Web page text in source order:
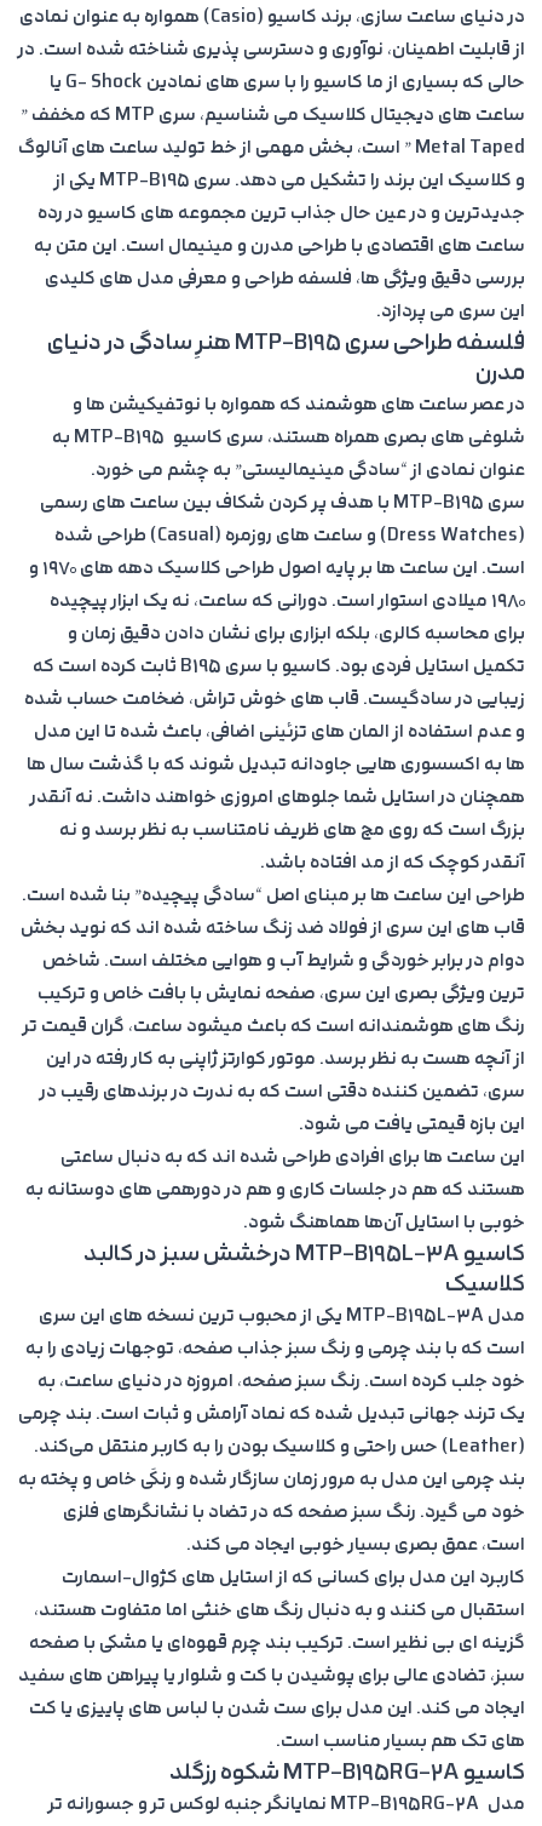
در دنیای ساعت سازی، برند کاسیو (Casio) همواره به عنوان نمادی
از قابلیت اطمینان، نوآوری و دسترسی پذیری شناخته شده است. در
حالی که بسیاری از ما کاسیو را با سری های نمادین G- Shock یا
ساعت های دیجیتال کلاسیک می شناسیم، سری MTP که مخفف ”
Metal Taped ” است، بخش مهمی از خط تولید ساعت های آنالوگ
و کلاسیک این برند را تشکیل می دهد. سری MTP-B195 یکی از
جدیدترین و در عین حال جذاب ترین مجموعه های کاسیو در رده
ساعت های اقتصادی با طراحی مدرن و مینیمال است. این متن به
بررسی دقیق ویژگی ها، فلسفه طراحی و معرفی مدل های کلیدی
این سری می پردازد.
فلسفه طراحی سری MTP-B195 هنرِ سادگی در دنیای
مدرن
در عصر ساعت های هوشمند که همواره با نوتفیکیشن ها و
شلوغی های بصری همراه هستند، سری کاسیو MTP-B195 به
عنوان نمادی از “سادگی مینیمالیستی” به چشم می خورد.
سری MTP-B195 با هدف پر کردن شکاف بین ساعت های رسمی
(Dress Watches) و ساعت های روزمره (Casual) طراحی شده
است. این ساعت ها بر پایه اصول طراحی کلاسیک دهه های ۱۹۷۰ و
۱۹۸۰ میلادی استوار است. دورانی که ساعت، نه یک ابزار پیچیده
برای محاسبه کالری، بلکه ابزاری برای نشان دادن دقیق زمان و
تکمیل استایل فردی بود. کاسیو با سری B195 ثابت کرده است که
زیبایی در سادگیست. قاب های خوش تراش، ضخامت حساب شده
و عدم استفاده از المان های تزئینی اضافی، باعث شده تا این مدل
ها به اکسسوری هایی جاودانه تبدیل شوند که با گذشت سال ها
همچنان در استایل شما جلوهای امروزی خواهند داشت. نه آنقدر
بزرگ است که روی مچ های ظریف نامتناسب به نظر برسد و نه
آنقدر کوچک که از مد افتاده باشد.
طراحی این ساعت ها بر مبنای اصل “سادگی پیچیده” بنا شده است.
قاب های این سری از فولاد ضد زنگ ساخته شده اند که نوید بخش
دوام در برابر خوردگی و شرایط آب و هوایی مختلف است. شاخص
ترین ویژگی بصری این سری، صفحه نمایش با بافت خاص و ترکیب
رنگ های هوشمندانه است که باعث میشود ساعت، گران قیمت تر
از آنچه هست به نظر برسد. موتور کوارتز ژاپنی به کار رفته در این
سری، تضمین کننده دقتی است که به ندرت در برندهای رقیب در
این بازه قیمتی یافت می شود.
این ساعت ها برای افرادی طراحی شده اند که به دنبال ساعتی
هستند که هم در جلسات کاری و هم در دورهمی های دوستانه به
خوبی با استایل آن‌ها هماهنگ شود.
کاسیو MTP-B195L-3A درخشش سبز در کالبد
کلاسیک
مدلMTP-B195L-3Aیکی از محبوب ترین نسخه های این سری
است که با بند چرمی و رنگ سبز جذاب صفحه، توجهات زیادی را به
خود جلب کرده است. رنگ سبز صفحه، امروزه در دنياى ساعت، به
يک ترند جهانى تبديل شده كه نماد آرامش و ثبات است. بند چرمی
(Leather) حس راحتی و کلاسیک بودن را به کاربر منتقل می‌کند.
بند چرمى اين مدل به مرور زمان سازگار شده و رنكَى خاص و پخته به
خود مى گيرد. رنگ سبز صفحه که در تضاد با نشانگرهای فلزی
است، عمق بصری بسیار خوبی ایجاد می کند.
کاربرد این مدل برای کسانی که از استایل های کژوال-اسمارت
استقبال می کنند و به دنبال رنگ های خنثی اما متفاوت هستند،
گزینه ای بی نظیر است. ترکیب بند چرم قهوه‌ای یا مشکی با صفحه
سبز، تضادی عالی برای پوشیدن با کت و شلوار یا پیراهن های سفید
ایجاد می کند. این مدل برای ست شدن با لباس های پاییزی یا کت
های تک هم بسیار مناسب است.
کاسیو MTP-B195RG-2A شکوه رزگلد
مدل MTP-B195RG-2Aنمایانگر جنبه لوکس تر و جسورانه تر